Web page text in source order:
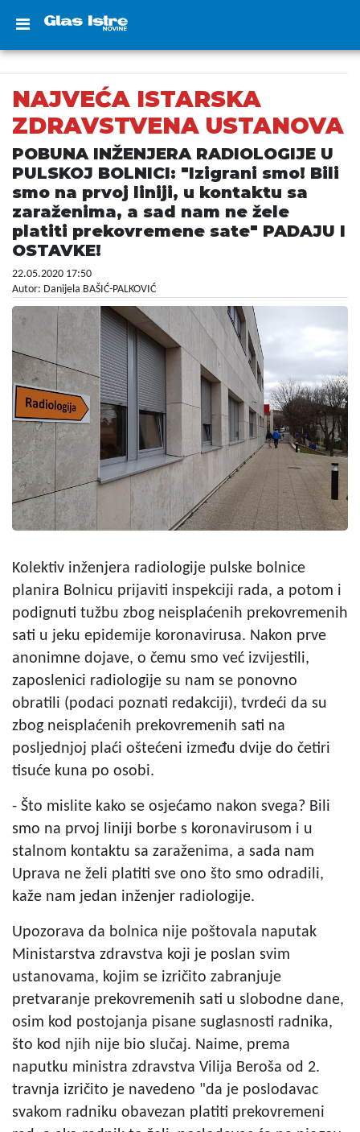
NAJVEĆA ISTARSKA
ZDRAVSTVENA USTANOVA
POBUNA INŽENJERA RADIOLOGIJE U
PULSKOJ BOLNICI: "Izigrani smo! Bili
smo na prvoj liniji, u kontaktu sa
zaraženima, a sad nam ne žele
platiti prekovremene sate" PADAJU I
OSTAVKE!
22.05.2020 17:50
Autor: Danijela BAŠIĆ-PALKOVIĆ
Kolektiv inženjera radiologije pulske bolnice
planira Bolnicu prijaviti inspekciji rada, a potom i
podignuti tužbu zbog neisplaćenih prekovremenih
sati u jeku epidemije koronavirusa. Nakon prve
anonimne dojave, o čemu smo već izvijestili,
zaposlenici radiologije su nam se ponovno
obratili (podaci poznati redakciji), tvrdeći da su
zbog neisplaćenih prekovremenih sati na
posljednjoj plaći oštećeni između dvije do četiri
tisuće kuna po osobi.
- Što mislite kako se osjećamo nakon svega? Bili
smo na prvoj liniji borbe s koronavirusom i u
stalnom kontaktu sa zaraženima, a sada nam
Uprava ne želi platiti sve ono što smo odradili,
kaže nam jedan inženjer radiologije.
Upozorava da bolnica nije poštovala naputak
Ministarstva zdravstva koji je poslan svim
ustanovama, kojim se izričito zabranjuje
pretvaranje prekovremenih sati u slobodne dane,
osim kod postojanja pisane suglasnosti radnika,
što kod njih nije bio slučaj. Naime, prema
naputku ministra zdravstva Vilija Beroša od 2.
travnja izričito je navedeno "da je poslodavac
svakom radniku obavezan platiti prekovremeni